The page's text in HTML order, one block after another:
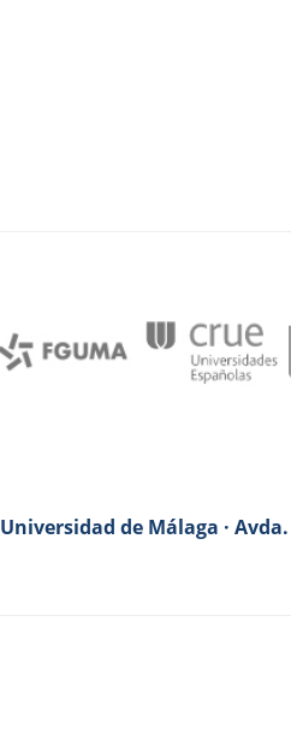
Universidad de Málaga · Avda.